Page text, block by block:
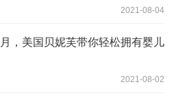
2021-08-04
，美国贝妮芙带你轻松拥有婴儿
2021-08-02